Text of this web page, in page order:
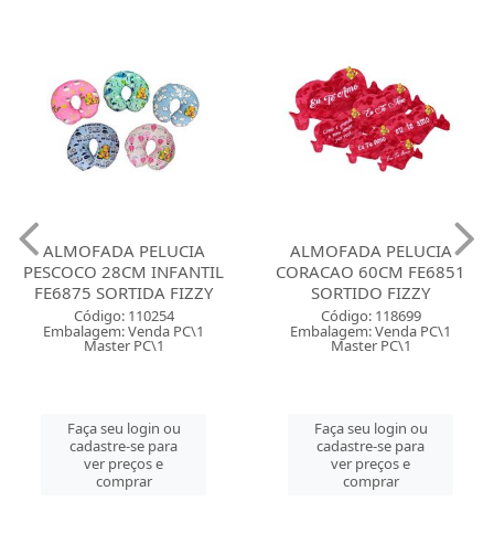
ALMOFADA PELUCIA
PESCOCO 28CM INFANTIL
FE6875 SORTIDA FIZZY
Código: 110254
Embalagem: Venda PC\1
Master PC\1
Faça seu login ou
cadastre-se para
ver preços e
comprar
ALMOFADA PELUCIA
CORACAO 60CM FE6851
SORTIDO FIZZY
Código: 118699
Embalagem: Venda PC\1
Master PC\1
Faça seu login ou
cadastre-se para
ver preços e
comprar